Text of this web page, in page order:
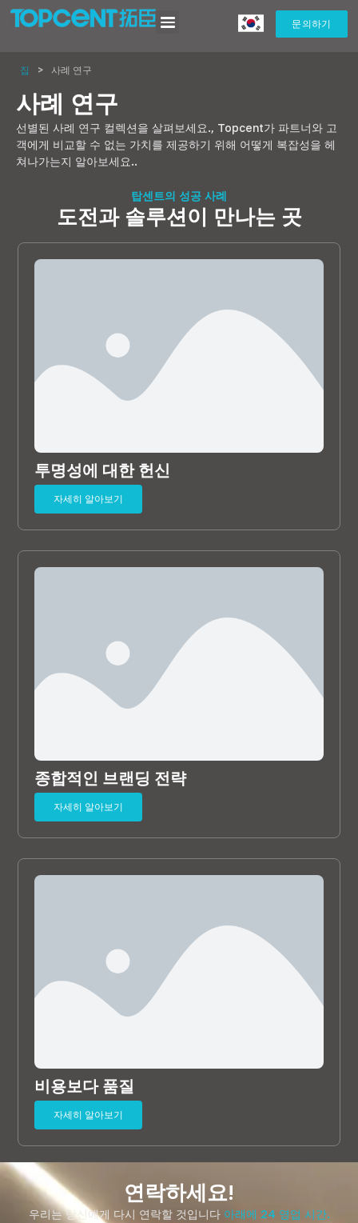
문의하기
집 > 사례 연구
사례 연구
선별된 사례 연구 컬렉션을 살펴보세요., Topcent가 파트너와 고
객에게 비교할 수 없는 가치를 제공하기 위해 어떻게 복잡성을 헤
쳐나가는지 알아보세요..
탑센트의 성공 사례
도전과 솔루션이 만나는 곳
투명성에 대한 헌신
자세히 알아보기
종합적인 브랜딩 전략
자세히 알아보기
비용보다 품질
자세히 알아보기
연락하세요!
우리는 당신에게 다시 연락할 것입니다 아래에 24 영업 시간.